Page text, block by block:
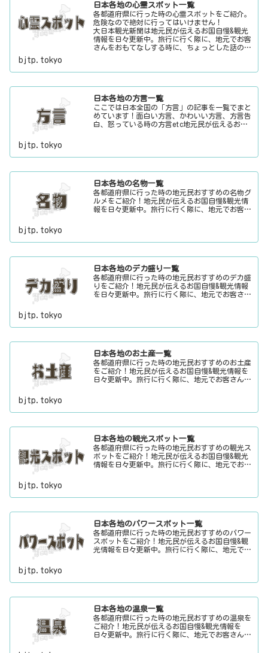
日本各地の心霊スポット一覧
各都道府県に行った時の心霊スポットをご紹介。
危険なので絶対に行ってはいけません！
大日本観光新聞は地元民が伝えるお国自慢&観光
情報を日々更新中。旅行に行く際に、地元でお客
さんをおもてなしする時に、ちょっとした話のネ
bjtp.tokyo
日本各地の方言一覧
ここでは日本全国の「方言」の記事を一覧でまと
めています！面白い方言、かわいい方言、方言告
白、怒っている時の方言etc地元民が伝えるお国
bjtp.tokyo
日本各地の名物一覧
各都道府県に行った時の地元民おすすめの名物グ
ルメをご紹介！地元民が伝えるお国自慢&観光情
報を日々更新中。旅行に行く際に、地元でお客さ
bjtp.tokyo
日本各地のデカ盛り一覧
各都道府県に行った時の地元民おすすめのデカ盛
りをご紹介！地元民が伝えるお国自慢&観光情報
を日々更新中。旅行に行く際に、地元でお客さん
bjtp.tokyo
日本各地のお土産一覧
各都道府県に行った時の地元民おすすめのお土産
をご紹介！地元民が伝えるお国自慢&観光情報を
日々更新中。旅行に行く際に、地元でお客さんを
bjtp.tokyo
日本各地の観光スポット一覧
各都道府県に行った時の地元民おすすめの観光ス
ポットをご紹介！地元民が伝えるお国自慢&観光
情報を日々更新中。旅行に行く際に、地元でお客
bjtp.tokyo
日本各地のパワースポット一覧
各都道府県に行った時の地元民おすすめのパワー
スポットをご紹介！地元民が伝えるお国自慢&観
光情報を日々更新中。旅行に行く際に、地元でお
bjtp.tokyo
日本各地の温泉一覧
各都道府県に行った時の地元民おすすめの温泉を
ご紹介！地元民が伝えるお国自慢&観光情報を
日々更新中。旅行に行く際に、地元でお客さんを